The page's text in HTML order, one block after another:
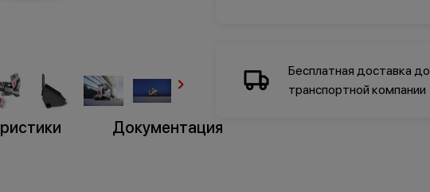
Бесплатная доставка до
транспортной компании
Документация